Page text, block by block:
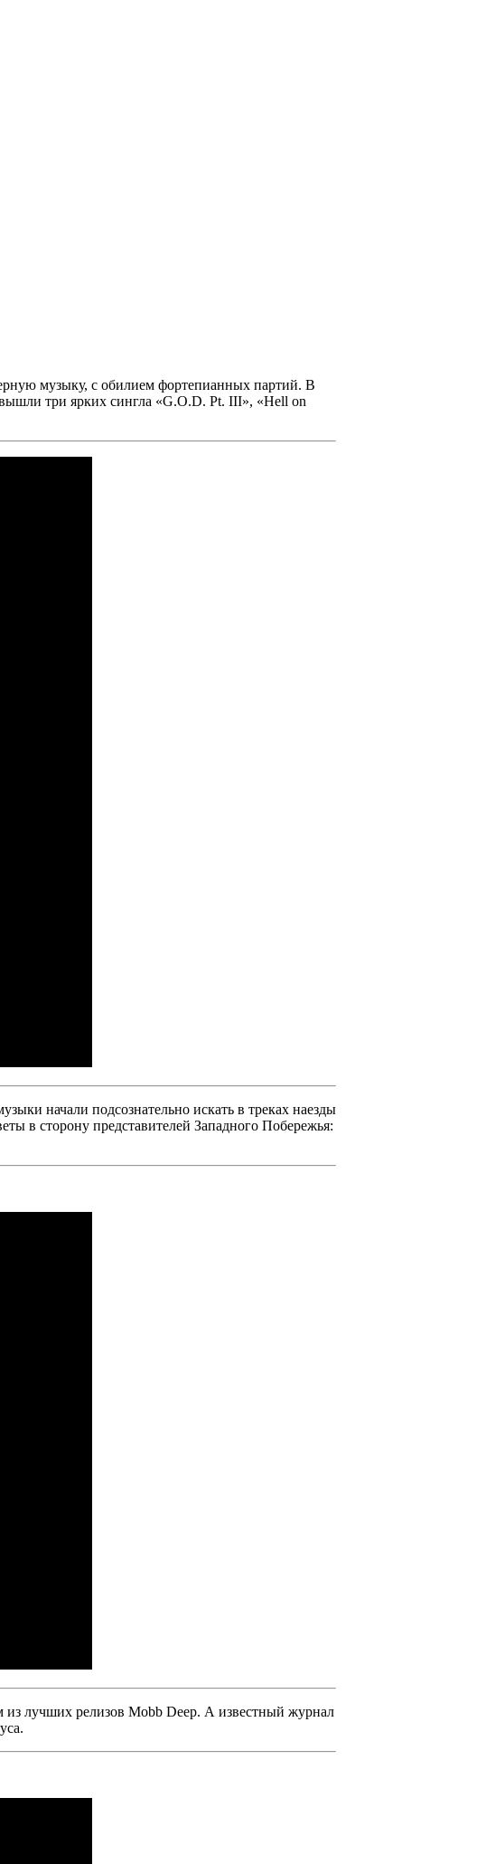
музыку, с обилием фортепианных партий. В
три ярких сингла «G.O.D. Pt. III», «Hell on
начали подсознательно искать в треках наезды
в сторону представителей Западного Побережья:
лучших релизов Mobb Deep. А известный журнал